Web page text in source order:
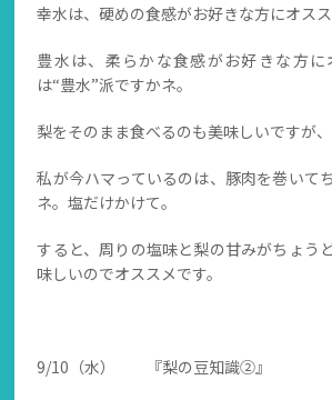
幸水は、硬めの食感がお好きな方にオスス
豊水は、柔らかな食感がお好きな方に
は“豊水”派ですかネ。
梨をそのまま食べるのも美味しいですが、
私が今ハマっているのは、豚肉を巻いて
ネ。塩だけかけて。
すると、周りの塩味と梨の甘みがちょう
味しいのでオススメです。
9/10（水） 『梨の豆知識②』